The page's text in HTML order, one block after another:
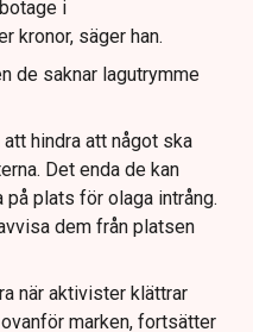
i
kronor, säger han.
de saknar lagutrymme
hindra att något ska
Det enda de kan
plats för olaga intrång.
dem från platsen
när aktivister klättrar
marken, fortsätter